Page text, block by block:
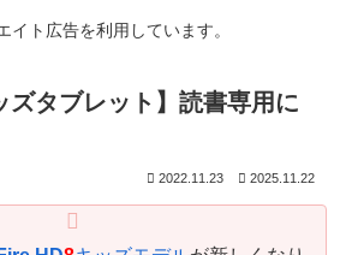
ト広告を利用しています。
タブレット】読書専用に
2022.11.23 2025.11.22